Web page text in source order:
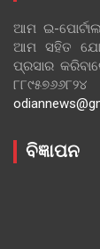
ଆମ ଇ-
ଆମ ସହିତ
ପ୍ରସାର
ବିଜ୍ଞାପନ